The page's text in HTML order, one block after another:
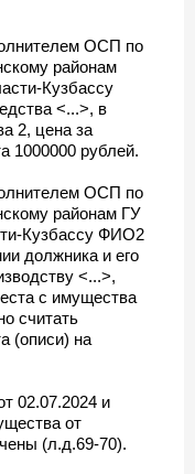
ОСП по
районам
Кузбассу
<...>, в
2, цена за
1000000 рублей.
ОСП по
районам ГУ
Кузбассу ФИО2
должника и его
<...>,
с имущества
считать
(описи) на
02.07.2024 и
от
(л.д.69-70).